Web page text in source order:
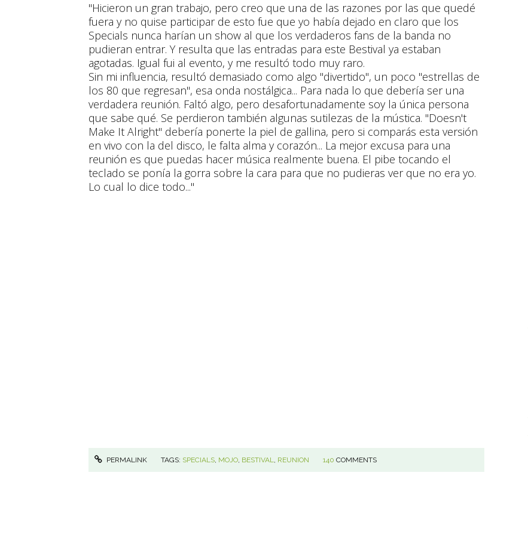
"Hicieron un gran trabajo, pero creo que una de las razones por las que quedé
fuera y no quise participar de esto fue que yo había dejado en claro que los
Specials nunca harían un show al que los verdaderos fans de la banda no
pudieran entrar. Y resulta que las entradas para este Bestival ya estaban
agotadas. Igual fui al evento, y me resultó todo muy raro.
Sin mi influencia, resultó demasiado como algo "divertido", un poco "estrellas de
los 80 que regresan", esa onda nostálgica... Para nada lo que debería ser una
verdadera reunión. Faltó algo, pero desafortunadamente soy la única persona
que sabe qué. Se perdieron también algunas sutilezas de la mústica. "Doesn't
Make It Alright" debería ponerte la piel de gallina, pero si comparás esta versión
en vivo con la del disco, le falta alma y corazón... La mejor excusa para una
reunión es que puedas hacer música realmente buena. El pibe tocando el
teclado se ponía la gorra sobre la cara para que no pudieras ver que no era yo.
Lo cual lo dice todo..."
PERMALINK TAGS: SPECIALS MOJO BESTIVAL REUNION 140 COMMENTS